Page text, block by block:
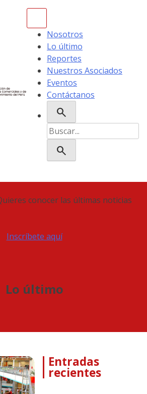
Nosotros
Lo último
Reportes
Nuestros Asociados
Eventos
Contáctanos
search
Buscar:
search
conocer las últimas noticias
Inscríbete aquí
Lo último
Entradas
recientes